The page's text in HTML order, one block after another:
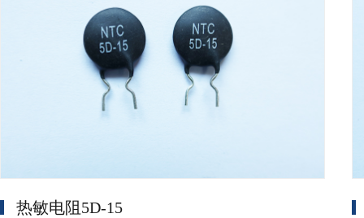
热敏电阻5D-15